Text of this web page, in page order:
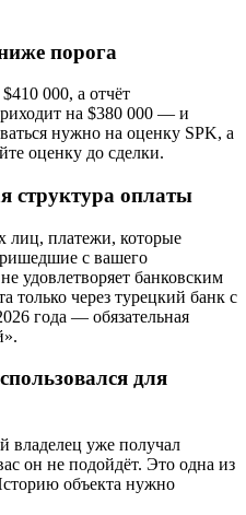
порога
000, а отчёт
на $380 000 — и
нужно на оценку SPK, а
оценку до сделки.
структура оплаты
лиц, платежи, которые
с вашего
удовлетворяет банковским
только через турецкий банк с
года — обязательная
для
уже получал
он не подойдёт. Это одна из
объекта нужно